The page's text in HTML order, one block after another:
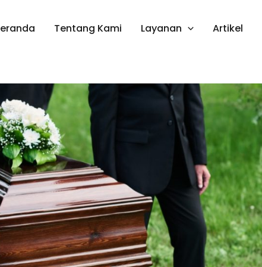
Tentang Kami Layanan Artikel